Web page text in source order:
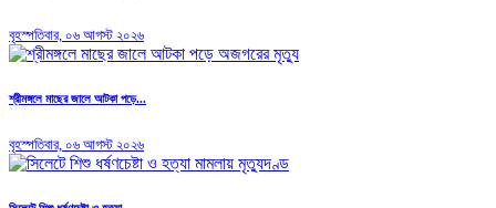
বৃহস্পতিবার, ০৬ আগস্ট ২০২৬
শ্রীমঙ্গলে মাছের জালে আটকা পড়ে...
বৃহস্পতিবার, ০৬ আগস্ট ২০২৬